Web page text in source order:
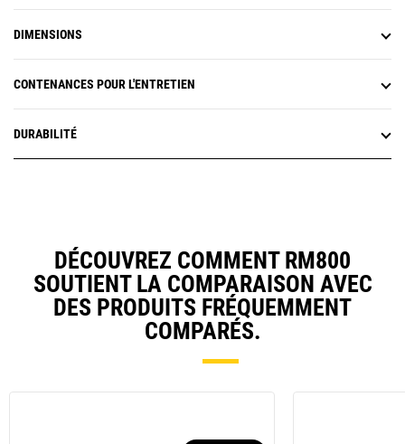
DIMENSIONS
CONTENANCES POUR L'ENTRETIEN
DURABILITÉ
DÉCOUVREZ COMMENT RM800
SOUTIENT LA COMPARAISON AVEC
DES PRODUITS FRÉQUEMMENT
COMPARÉS.